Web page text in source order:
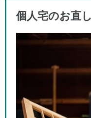
個人宅のお直